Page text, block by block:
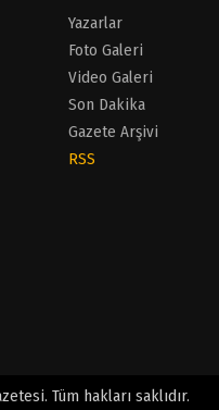
Yazarlar
Foto Galeri
Video Galeri
Son Dakika
Gazete Arşivi
RSS
Tüm hakları saklıdır.